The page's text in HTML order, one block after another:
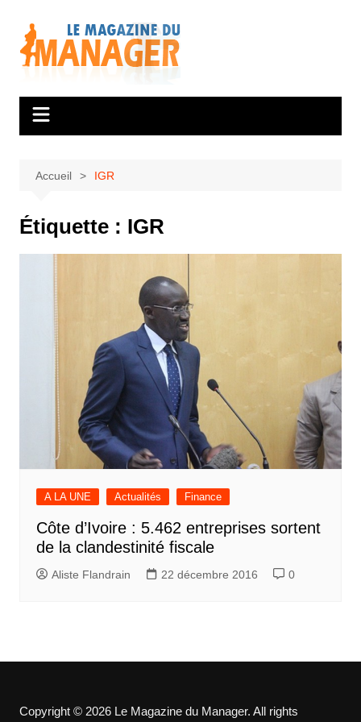
contenu
Accueil IGR
Étiquette : IGR
A LA UNE Actualités Finance
Côte d’Ivoire : 5.462 entreprises sortent
de la clandestinité fiscale
Aliste Flandrain 22 décembre 2016 0
Copyright © 2026 Le Magazine du Manager. All rights